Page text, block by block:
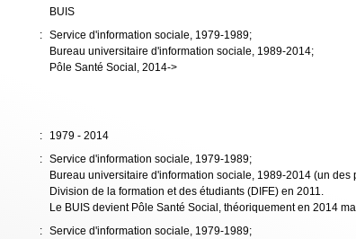
BUIS
: Service d'information sociale, 1979-1989;
Bureau universitaire d'information sociale, 1989-2014;
Pôle Santé Social, 2014->
:
1979 - 2014
: Service d'information sociale, 1979-1989;
Bureau universitaire d'information sociale, 1989-2014 (un
Division de la formation et des étudiants (DIFE) en 2011.
Le BUIS devient Pôle Santé Social, théoriquement en 2014
: Service d'information sociale, 1979-1989;